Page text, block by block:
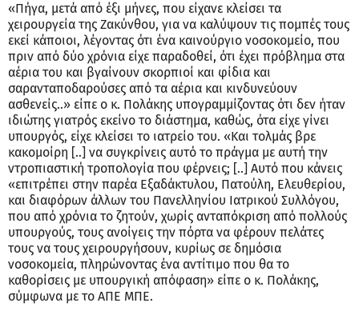
«Πήγα, μετά από έξι μήνες, που είχανε κλείσει τα
χειρουργεία της Ζακύνθου, για να καλύψουν τις πομπές τους
εκεί κάποιοι, λέγοντας ότι ένα καινούργιο νοσοκομείο, που
πριν από δύο χρόνια είχε παραδοθεί, ότι έχει πρόβλημα στα
αέρια του και βγαίνουν σκορπιοί και φίδια και
σαρανταποδαρούσες από τα αέρια και κινδυνεύουν
ασθενείς..» είπε ο κ. Πολάκης υπογραμμίζοντας ότι δεν ήταν
ιδιώτης γιατρός εκείνο το διάστημα, καθώς, ότα είχε γίνει
υπουργός, είχε κλείσει το ιατρείο του. «Και τολμάς βρε
κακομοίρη [..] να συγκρίνεις αυτό το πράγμα με αυτή την
ντροπιαστική τροπολογία που φέρνεις; [..] Αυτό που κάνεις
«επιτρέπει στην παρέα Εξαδάκτυλου, Πατούλη, Ελευθερίου,
και διαφόρων άλλων του Πανελληνίου Ιατρικού Συλλόγου,
που από χρόνια το ζητούν, χωρίς ανταπόκριση από πολλούς
υπουργούς, τους ανοίγεις την πόρτα να φέρουν πελάτες
τους να τους χειρουργήσουν, κυρίως σε δημόσια
νοσοκομεία, πληρώνοντας ένα αντίτιμο που θα το
καθορίσεις με υπουργική απόφαση» είπε ο κ. Πολάκης,
σύμφωνα με το ΑΠΕ ΜΠΕ.